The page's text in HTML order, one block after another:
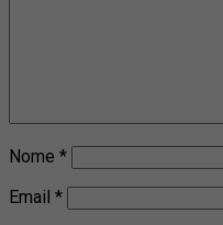
Nome *
Email *